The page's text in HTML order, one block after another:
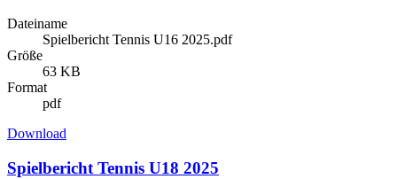
Dateiname
Spielbericht Tennis U16 2025.pdf
Größe
63 KB
Format
pdf
Download
Spielbericht Tennis U18 2025